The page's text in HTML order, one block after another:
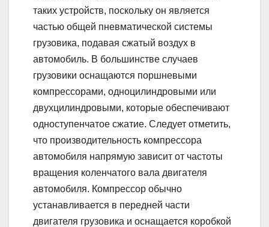
таких устройств, поскольку он является
частью общей пневматической системы
грузовика, подавая сжатый воздух в
автомобиль. В большинстве случаев
грузовики оснащаются поршневыми
компрессорами, одноцилиндровыми или
двухцилиндровыми, которые обеспечивают
одноступенчатое сжатие. Следует отметить,
что производительность компрессора
автомобиля напрямую зависит от частоты
вращения коленчатого вала двигателя
автомобиля. Компрессор обычно
устанавливается в передней части
двигателя грузовика и оснащается коробкой